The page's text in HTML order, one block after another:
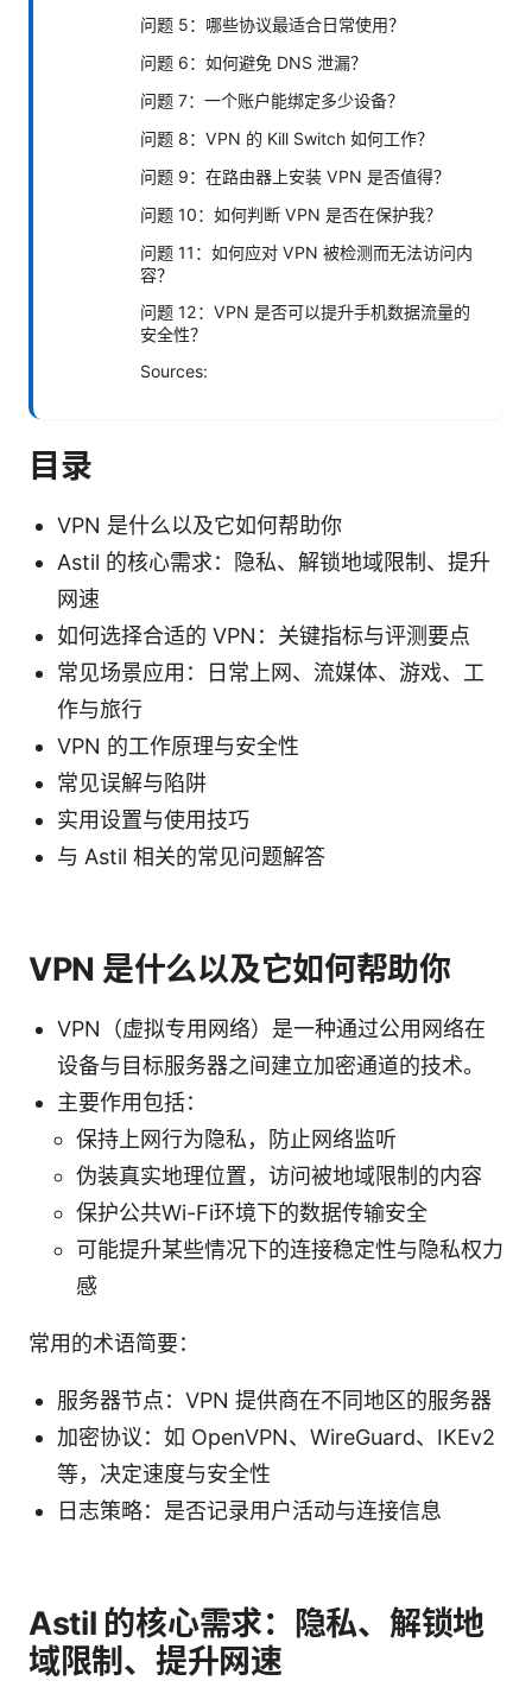
问题 5：哪些协议最适合日常使用？
问题 6：如何避免 DNS 泄漏？
问题 7：一个账户能绑定多少设备？
问题 8：VPN 的 Kill Switch 如何工作？
问题 9：在路由器上安装 VPN 是否值得？
问题 10：如何判断 VPN 是否在保护我？
问题 11：如何应对 VPN 被检测而无法访问内
容？
问题 12：VPN 是否可以提升手机数据流量的
安全性？
Sources:
目录
VPN 是什么以及它如何帮助你
Astil 的核心需求：隐私、解锁地域限制、提升
网速
如何选择合适的 VPN：关键指标与评测要点
常见场景应用：日常上网、流媒体、游戏、工
作与旅行
VPN 的工作原理与安全性
常见误解与陷阱
实用设置与使用技巧
与 Astil 相关的常见问题解答
VPN 是什么以及它如何帮助你
VPN（虚拟专用网络）是一种通过公用网络在
设备与目标服务器之间建立加密通道的技术。
主要作用包括：
保持上网行为隐私，防止网络监听
伪装真实地理位置，访问被地域限制的内容
保护公共Wi-Fi环境下的数据传输安全
可能提升某些情况下的连接稳定性与隐私权力
感
常用的术语简要：
服务器节点：VPN 提供商在不同地区的服务器
加密协议：如 OpenVPN、WireGuard、IKEv2
等，决定速度与安全性
日志策略：是否记录用户活动与连接信息
Astil 的核心需求：隐私、解锁地
域限制、提升网速